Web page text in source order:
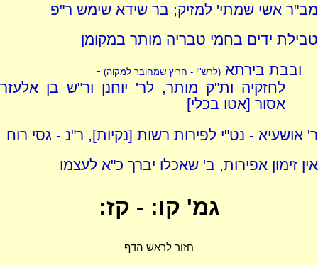
מב"ר אשי שמתי' למזיק; בר שידא שימש ר"פ
טבילת ידים בחמי טבריה מותר במקומן
ובבת בירתא(לרש"י - חריץ שמחובר למקוה) -
לחזקיה ות"ק מותר, לר' יוחנן ור"ש בן אלעזר
אסור [אטו בכלי]
ר' אושעיא - נט"י לפירות רשות [נקיות], ר"נ - גסי רוח
אין זימון אפירות, ב' שאכלו יברך כ"א לעצמו
גמ' קו: - קז:
חזור לראש הדף